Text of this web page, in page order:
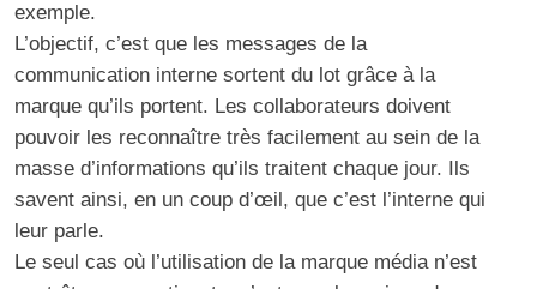
exemple.
L’objectif, c’est que les messages de la
communication interne sortent du lot grâce à la
marque qu’ils portent. Les collaborateurs doivent
pouvoir les reconnaître très facilement au sein de la
masse d’informations qu’ils traitent chaque jour. Ils
savent ainsi, en un coup d’œil, que c’est l’interne qui
leur parle.
Le seul cas où l’utilisation de la marque média n’est